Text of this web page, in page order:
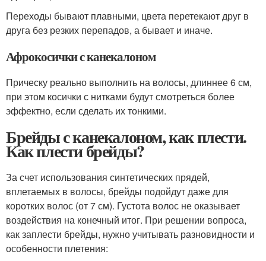
Переходы бывают плавными, цвета перетекают друг в
друга без резких перепадов, а бывает и иначе.
Афрокосички с канекалоном
Прическу реально выполнить на волосы, длиннее 6 см,
при этом косички с нитками будут смотреться более
эффектно, если сделать их тонкими.
Брейды с канекалоном, как плести.
Как плести брейды?
За счет использования синтетических прядей,
вплетаемых в волосы, брейды подойдут даже для
коротких волос (от 7 см). Густота волос не оказывает
воздействия на конечный итог. При решении вопроса,
как заплести брейды, нужно учитывать разновидности и
особенности плетения: